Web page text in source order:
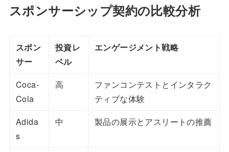
スポンサーシップ契約の比較分析
スポン
サー
投資レ
ベル
エンゲージメント戦略
Coca-
Cola
高
ファンコンテストとインタラク
ティブな体験
Adida
s
中 製品の展示とアスリートの推薦